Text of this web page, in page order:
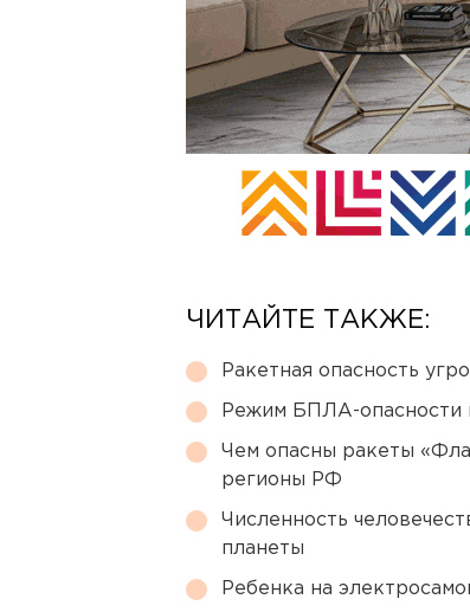
ЧИТАЙТЕ ТАКЖЕ:
Ракетная опасность
Режим БПЛА-опасности
Чем опасны ракеты
регионы РФ
Численность
планеты
Ребенка на